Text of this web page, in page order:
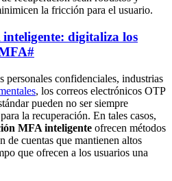
la fricción para el usuario.
digitaliza los
#
personales confidenciales, industrias
, los correos electrónicos OTP
pueden no ser siempre
la recuperación. En tales casos,
MFA inteligente ofrecen métodos
de cuentas que mantienen altos
que ofrecen a los usuarios una